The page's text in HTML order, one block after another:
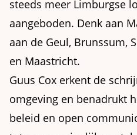
steeds meer Limburgse
aangeboden. Denk aan
aan de Geul, Brunssum,
en Maastricht.
Guus Cox erkent de
omgeving en benadrukt
beleid en open